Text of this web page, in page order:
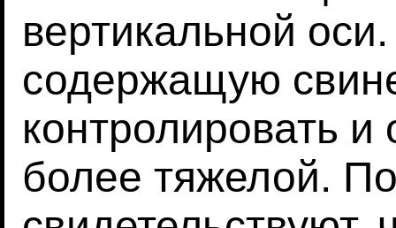
вертикальной
содержащую
контролировать и
более тяжелой.